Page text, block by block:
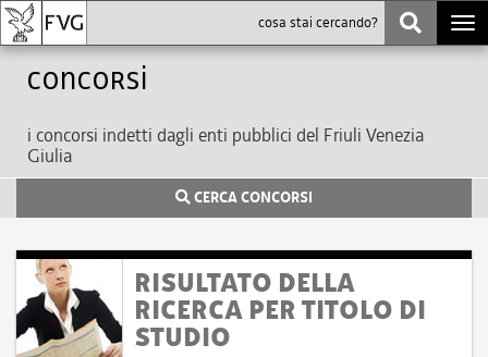
Concorsi
i concorsi indetti dagli enti pubblici del Friuli Venezia
Giulia
CERCA CONCORSI
RISULTATO DELLA
RICERCA PER TITOLO DI
STUDIO